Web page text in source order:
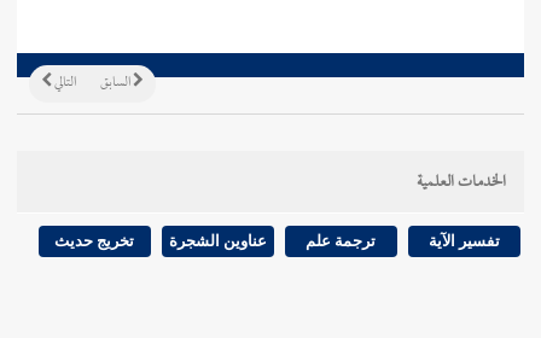
التالي السابق
الخدمات العلمية
تفسير الآية ترجمة علم عناوين الشجرة تخريج حديث